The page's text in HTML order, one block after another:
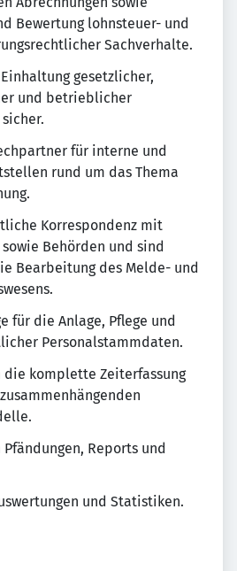
Bewertung lohnsteuer- und
Sachverhalte.
gesetzlicher,
und betrieblicher
für interne und
rund um das Thema
Korrespondenz mit
sowie Behörden und sind
Bearbeitung des Melde- und
für die Anlage, Pflege und
Personalstammdaten.
komplette Zeiterfassung
Reports und
und Statistiken.